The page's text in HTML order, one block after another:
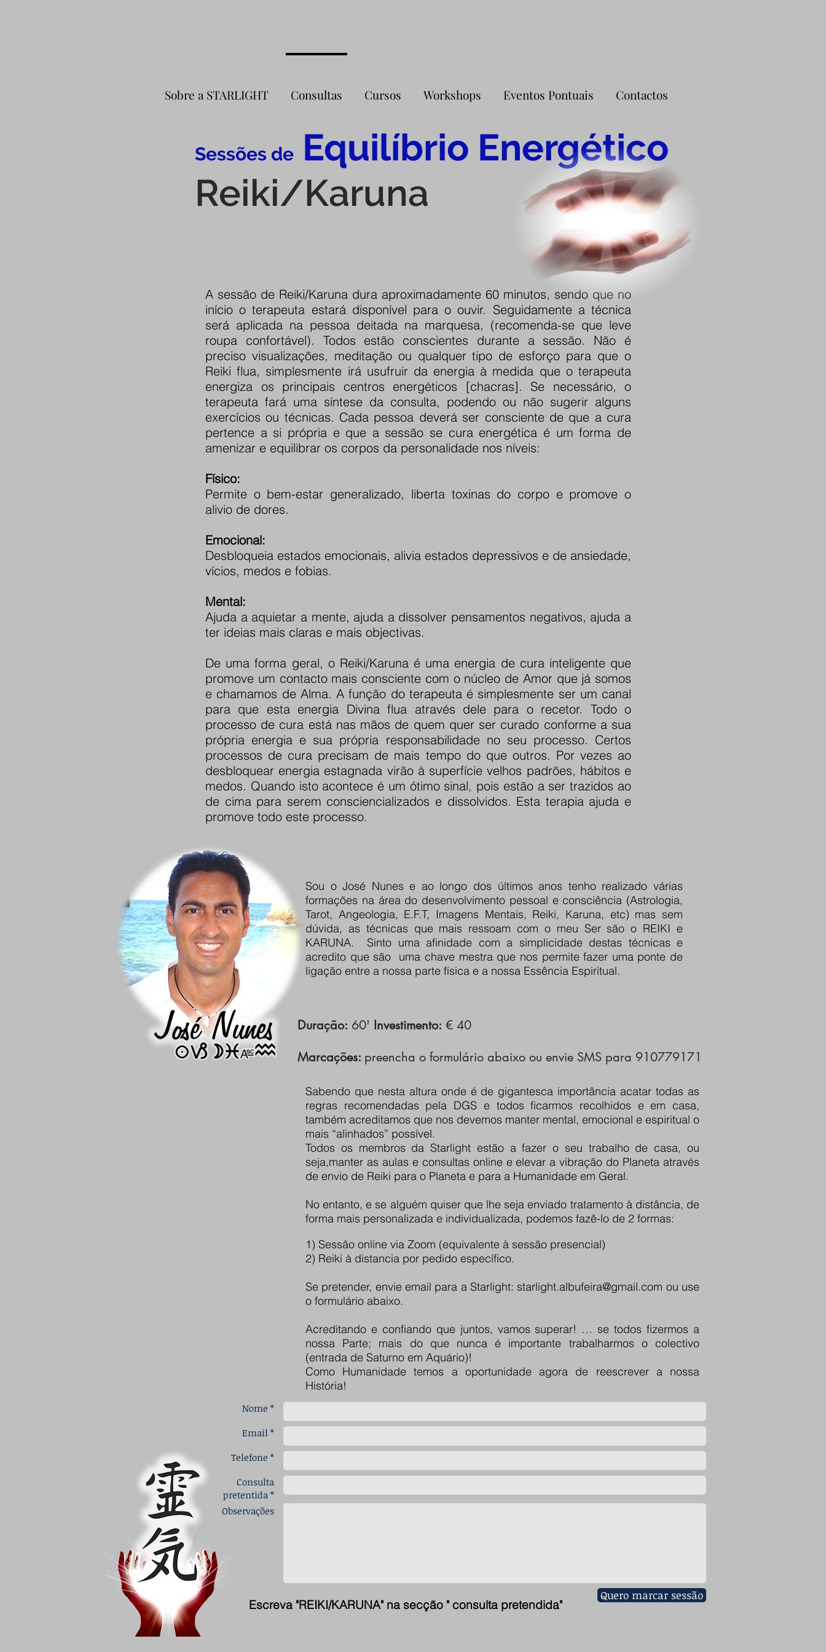
Sobre a STARLIGHT Consultas Cursos Workshops Eventos Pontuais Contactos
Sessões de Equilíbrio Energético
Reiki/Karuna
A sessão de Reiki/Karuna dura aproximadamente 60 minutos, sendo que no
início o terapeuta estará disponível para o ouvir. Seguidamente a técnica
será aplicada na pessoa deitada na marquesa, (recomenda-se que leve
roupa confortável). Todos estão conscientes durante a sessão. Não é
preciso visualizações, meditação ou qualquer tipo de esforço para que o
Reiki flua, simplesmente irá usufruir da energia à medida que o terapeuta
energiza os principais centros energéticos [chacras]. Se necessário, o
terapeuta fará uma síntese da consulta, podendo ou não sugerir alguns
exercícios ou técnicas. Cada pessoa deverá ser consciente de que a cura
pertence a si própria e que a sessão se cura energética é um forma de
amenizar e equilibrar os corpos da personalidade nos níveis:
Físico:
Permite o bem-estar generalizado, liberta toxinas do corpo e promove o
alivio de dores.
Emocional:
Desbloqueia estados emocionais, alivia estados depressivos e de ansiedade,
vícios, medos e fobias.
Mental:
Ajuda a aquietar a mente, ajuda a dissolver pensamentos negativos, ajuda a
ter ideias mais claras e mais objectivas.
De uma forma geral, o Reiki/Karuna é uma energia de cura inteligente que
promove um contacto mais consciente com o núcleo de Amor que já somos
e chamamos de Alma. A função do terapeuta é simplesmente ser um canal
para que esta energia Divina flua através dele para o recetor. Todo o
processo de cura está nas mãos de quem quer ser curado conforme a sua
própria energia e sua própria responsabilidade no seu processo. Certos
processos de cura precisam de mais tempo do que outros. Por vezes ao
desbloquear energia estagnada virão à superfície velhos padrões, hábitos e
medos. Quando isto acontece é um ótimo sinal, pois estão a ser trazidos ao
de cima para serem consciencializados e dissolvidos. Esta terapia ajuda e
promove todo este processo.
Sou o José Nunes e ao longo dos últimos anos tenho realizado várias
formações na área do desenvolvimento pessoal e consciência (Astrologia,
Tarot, Angeologia, E.F.T, Imagens Mentais, Reiki, Karuna, etc) mas sem
dúvida, as técnicas que mais ressoam com o meu Ser são o REIKI e
KARUNA. Sinto uma afinidade com a simplicidade destas técnicas e
acredito que são uma chave mestra que nos permite fazer uma ponte de
ligação entre a nossa parte física e a nossa Essência Espiritual.
Duração: 60' Investimento: € 40
Marcações: preencha o formulário abaixo ou envie SMS para 910779171
Sabendo que nesta altura onde é de gigantesca importância acatar todas as
regras recomendadas pela DGS e todos ficarmos recolhidos e em casa,
também acreditamos que nos devemos manter mental, emocional e espiritual o
mais “alinhados” possível.
Todos os membros da Starlight estão a fazer o seu trabalho de casa, ou
seja,manter as aulas e consultas online e elevar a vibração do Planeta através
de envio de Reiki para o Planeta e para a Humanidade em Geral.
No entanto, e se alguém quiser que lhe seja enviado tratamento à distância, de
forma mais personalizada e individualizada, podemos fazê-lo de 2 formas:
1) Sessão online via Zoom (equivalente à sessão presencial)
2) Reiki à distancia por pedido específico.
Se pretender, envie email para a Starlight: starlight.albufeira@gmail.com ou use
o formulário abaixo.
Acreditando e confiando que juntos, vamos superar! … se todos fizermos a
nossa Parte; mais do que nunca é importante trabalharmos o colectivo
(entrada de Saturno em Aquário)!
Como Humanidade temos a oportunidade agora de reescrever a nossa
História!
Nome *
Email *
Telefone *
Consulta
pretentida *
Observações
Quero marcar sessão
Escreva "REIKI/KARUNA" na secção " consulta pretendida"